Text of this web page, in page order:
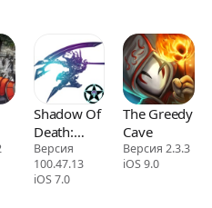
Shadow Of
Death:
Premium
Games
Версия
100.47.13
iOS 7.0
The Greedy
Cave
Версия 2.3.3
iOS 9.0